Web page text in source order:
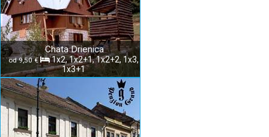
Chata Drienica
od 9,50 €
1x2, 1x2+1, 1x2+2, 1x3,
1x3+1